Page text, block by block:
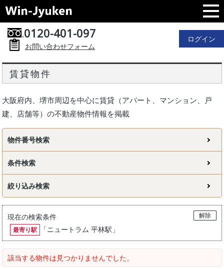
0120-401-097
お問い合わせフォーム
ログイン
賃貸物件
大阪府内、堺市周辺を中心に賃貸（アパート、マンション、戸
建、店舗等）の不動産物件情報を掲載
物件番号検索
条件検索
絞り込み検索
現在の検索条件
解除
最寄り駅
「ニュートラム 平林駅 」
該当する物件は見つかりませんでした。